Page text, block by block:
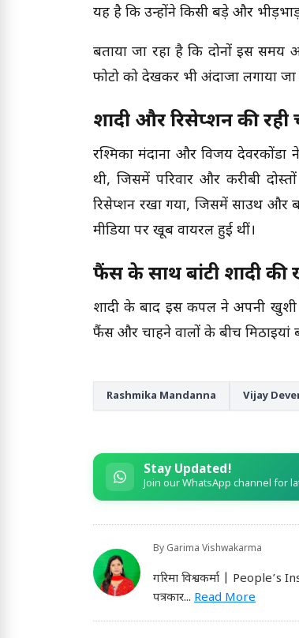
यह है कि उन्होंने किसी बड़े और
बताया जा रहा है कि दोनों इस समय
फोटो को देखकर भी अंदाजा लगाया
शादी और रिसेप्शन की रही
रश्मिका मंदाना और विजय देवरकोंडा
थी, जिसमें परिवार और करीबी
रिसेप्शन रखा गया, जिसमें साउथ और
मीडिया पर खूब वायरल हुई थीं।
फैंस के साथ बांटी शादी की
शादी के बाद इस कपल ने अपनी
फैंस और चाहने वालों के बीच मिठाइयां
Rashmika Mandanna Vijay
Stay Updated!
Join our WhatsApp channel for
By Garima Vishwakarma
गरिमा विश्वकर्मा |
पत्रकार... Read More